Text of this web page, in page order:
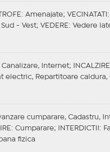
: Amenajate; VECINATATI
Sud - Vest; VEDERE : Vedere
Canalizare, Internet; INCALZIRE
electric, Repartitoare caldura,
cumparare, Cadastru,
: Cumparare; INTERDICTII :
fizica